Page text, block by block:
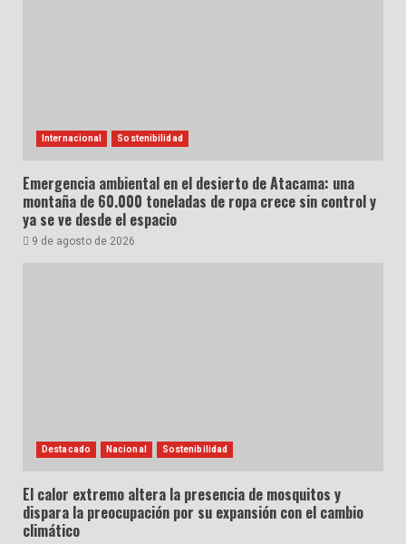
Internacional Sostenibilidad
Emergencia ambiental en el desierto de Atacama: una
montaña de 60.000 toneladas de ropa crece sin control y
ya se ve desde el espacio
9 de agosto de 2026
Destacado Nacional Sostenibilidad
El calor extremo altera la presencia de mosquitos y
dispara la preocupación por su expansión con el cambio
climático